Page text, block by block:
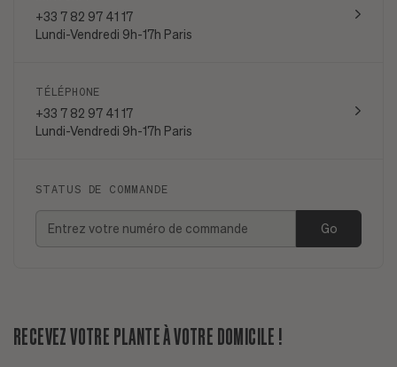
+33 7 82 97 41 17
Lundi-Vendredi 9h-17h Paris
TÉLÉPHONE
+33 7 82 97 41 17
Lundi-Vendredi 9h-17h Paris
STATUS DE COMMANDE
Go
RECEVEZ VOTRE PLANTE À VOTRE DOMICILE !